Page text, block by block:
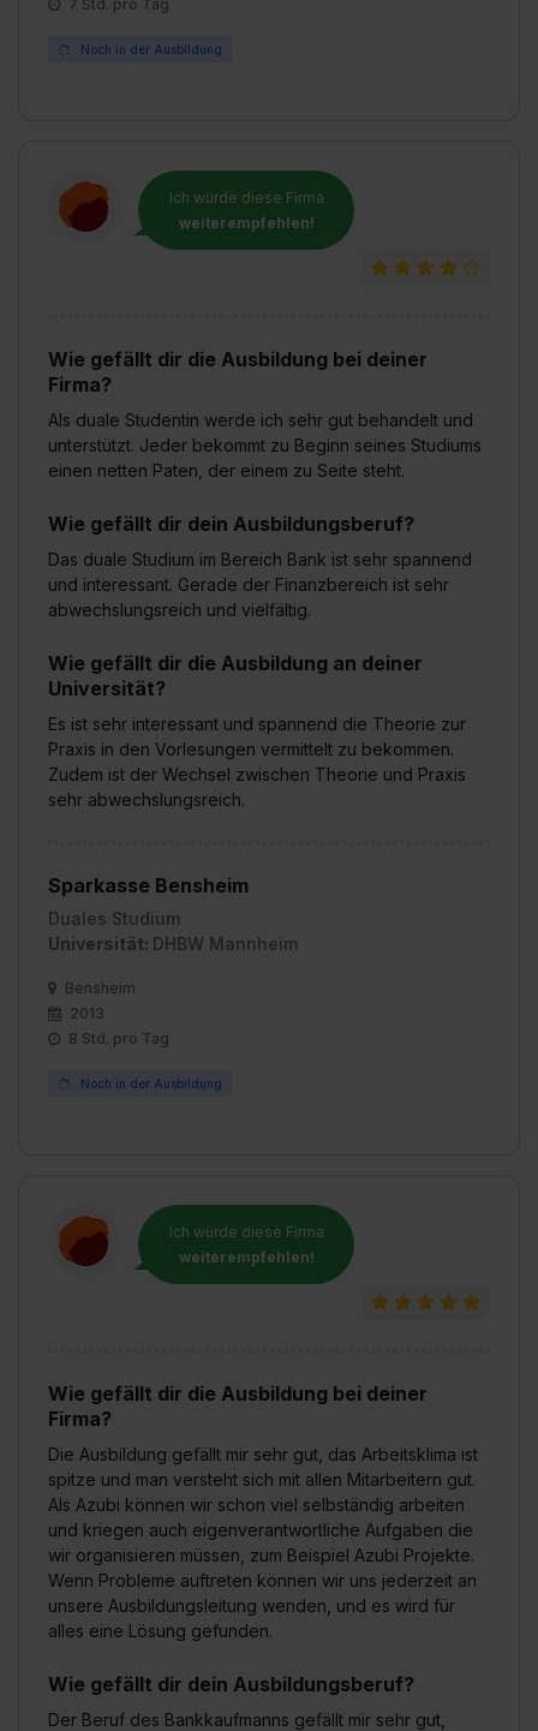
7 Std. pro Tag
Noch in der Ausbildung
Ich würde diese Firma
weiterempfehlen!
Wie gefällt dir die Ausbildung bei deiner
Firma?
Als duale Studentin werde ich sehr gut behandelt und
unterstützt. Jeder bekommt zu Beginn seines Studiums
einen netten Paten, der einem zu Seite steht.
Wie gefällt dir dein Ausbildungsberuf?
Das duale Studium im Bereich Bank ist sehr spannend
und interessant. Gerade der Finanzbereich ist sehr
abwechslungsreich und vielfältig.
Wie gefällt dir die Ausbildung an deiner
Universität?
Es ist sehr interessant und spannend die Theorie zur
Praxis in den Vorlesungen vermittelt zu bekommen.
Zudem ist der Wechsel zwischen Theorie und Praxis
sehr abwechslungsreich.
Sparkasse Bensheim
Duales Studium
Universität: DHBW Mannheim
Bensheim
2013
8 Std. pro Tag
Noch in der Ausbildung
Ich würde diese Firma
weiterempfehlen!
Wie gefällt dir die Ausbildung bei deiner
Firma?
Die Ausbildung gefällt mir sehr gut, das Arbeitsklima ist
spitze und man versteht sich mit allen Mitarbeitern gut.
Als Azubi können wir schon viel selbständig arbeiten
und kriegen auch eigenverantwortliche Aufgaben die
wir organisieren müssen, zum Beispiel Azubi Projekte.
Wenn Probleme auftreten können wir uns jederzeit an
unsere Ausbildungsleitung wenden, und es wird für
alles eine Lösung gefunden.
Wie gefällt dir dein Ausbildungsberuf?
Der Beruf des Bankkaufmanns gefällt mir sehr gut,